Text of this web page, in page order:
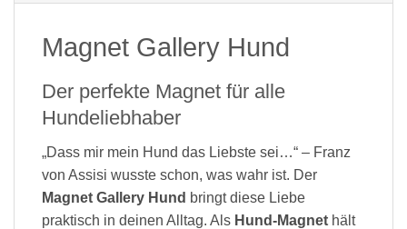
Magnet Gallery Hund
Der perfekte Magnet für alle
Hundeliebhaber
„Dass mir mein Hund das Liebste sei…“ – Franz
von Assisi wusste schon, was wahr ist. Der
Magnet Gallery Hund bringt diese Liebe
praktisch in deinen Alltag. Als Hund-Magnet hält